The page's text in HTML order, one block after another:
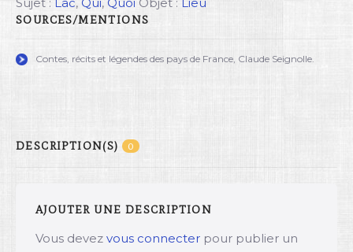
SOURCES/MENTIONS
Contes, récits et légendes des pays de France, Claude Seignolle.
DESCRIPTION(S) 0
AJOUTER UNE DESCRIPTION
Vous devez vous connecter pour publier un